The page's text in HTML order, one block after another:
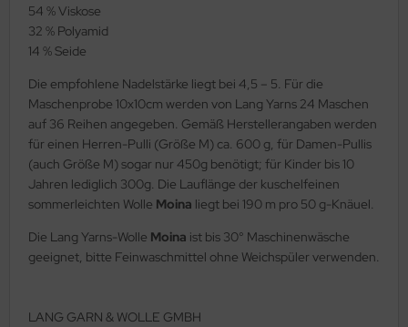
54 % Viskose
32 % Polyamid
14 % Seide
Die empfohlene Nadelstärke liegt bei 4,5 – 5. Für die
Maschenprobe 10x10cm werden von Lang Yarns 24 Maschen
auf 36 Reihen angegeben. Gemäß Herstellerangaben werden
für einen Herren-Pulli (Größe M) ca. 600 g, für Damen-Pullis
(auch Größe M) sogar nur 450g benötigt; für Kinder bis 10
Jahren lediglich 300g. Die Lauflänge der kuschelfeinen
sommerleichten Wolle Moina liegt bei 190 m pro 50 g-Knäuel.
Die Lang Yarns-Wolle Moina ist bis 30° Maschinenwäsche
geeignet, bitte Feinwaschmittel ohne Weichspüler verwenden.
LANG GARN & WOLLE GMBH